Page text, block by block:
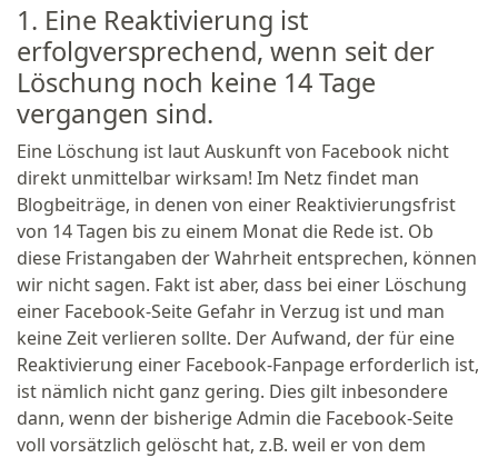
1. Eine Reaktivierung ist
erfolgversprechend, wenn seit der
Löschung noch keine 14 Tage
vergangen sind.
Eine Löschung ist laut Auskunft von Facebook nicht
direkt unmittelbar wirksam! Im Netz findet man
Blogbeiträge, in denen von einer Reaktivierungsfrist
von 14 Tagen bis zu einem Monat die Rede ist. Ob
diese Fristangaben der Wahrheit entsprechen, können
wir nicht sagen. Fakt ist aber, dass bei einer Löschung
einer Facebook-Seite Gefahr in Verzug ist und man
keine Zeit verlieren sollte. Der Aufwand, der für eine
Reaktivierung einer Facebook-Fanpage erforderlich ist,
ist nämlich nicht ganz gering. Dies gilt inbesondere
dann, wenn der bisherige Admin die Facebook-Seite
voll vorsätzlich gelöscht hat, z.B. weil er von dem